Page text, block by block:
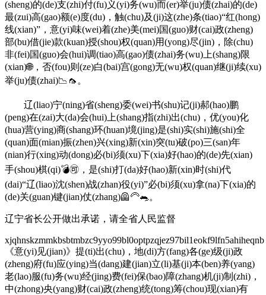
(sheng)的(de)支(zhi)付(fu)义(yi)务(wu)而(er)举(ju)债(zhai)的(de)
最(zui)高(gao)额(e)度(du)，触(chu)及(ji)这(zhe)条(tiao)“红(hong)
线(xian)”，意(yi)味(wei)着(zhe)美(mei)国(guo)财(cai)政(zheng)
部(bu)借(jie)款(kuan)授(shou)权(quan)用(yong)尽(jin)，除(chu)
非(fei)国(guo)会(hui)调(tiao)高(gao)债(zhai)务(wu)上(shang)限
(xian)🌐，否(fou)则(ze)白(bai)宫(gong)无(wu)权(quan)继(ji)续(xu)
举(ju)债(zhai)📉🦟。
辽(liao)宁(ning)省(sheng)委(wei)书(shu)记(ji)郝(hao)鹏
(peng)在(zai)大(da)会(hui)上(shang)指(zhi)出(chu)，优(you)化
(hua)营(ying)商(shang)环(huan)境(jing)是(shi)实(shi)施(shi)全
(quan)面(mian)振(zhen)兴(xing)新(xin)突(tu)破(po)三(san)年
(nian)行(xing)动(dong)必(bi)须(xu)下(xia)好(hao)的(de)先(xian)
手(shou)棋(qi)💣🉑，是(shi)打(da)好(hao)新(xin)时(shi)代
(dai)“辽(liao)沈(shen)战(zhan)役(yi)”必(bi)须(xu)拿(na)下(xia)的
(de)关(guan)键(jian)仗(zhang)🦺🦳🐀。
辽宁省长公开做出承诺，请全省人民监督
《意(yi)见(jian)》提(ti)出(chu)，地(di)方(fang)各(ge)级(ji)政
(zheng)府(fu)应(ying)当(dang)建(jian)立(li)基(ji)本(ben)养(yang)
老(lao)服(fu)务(wu)经(jing)费(fei)保(bao)障(zhang)机(ji)制(zhi)，
中(zhong)央(yang)财(cai)政(zheng)统(tong)筹(chou)现(xian)有